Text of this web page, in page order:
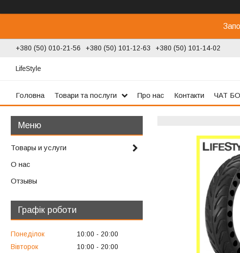
+380 (50) 010-21-56 +380 (50) 101-12-63 +380 (50) 101-14-02
LifeStyle
Головна Товари та послуги Про нас Контакти ЧАТ
Товары и услуги
О нас
Отзывы
Графік роботи
Понеділок 10:00
20:00
Вівторок
10:00
20:00